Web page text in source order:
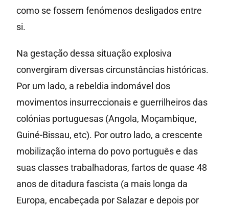
como se fossem fenómenos desligados entre
si.
Na gestação dessa situação explosiva
convergiram diversas circunstâncias históricas.
Por um lado, a rebeldia indomável dos
movimentos insurreccionais e guerrilheiros das
colónias portuguesas (Angola, Moçambique,
Guiné-Bissau, etc). Por outro lado, a crescente
mobilização interna do povo português e das
suas classes trabalhadoras, fartos de quase 48
anos de ditadura fascista (a mais longa da
Europa, encabeçada por Salazar e depois por